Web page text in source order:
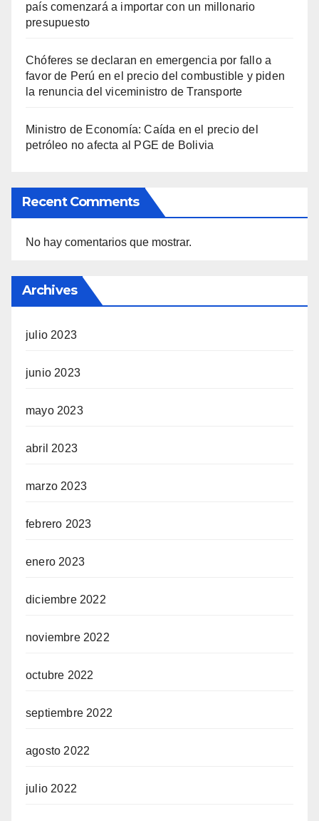
país comenzará a importar con un millonario
presupuesto
Chóferes se declaran en emergencia por fallo a
favor de Perú en el precio del combustible y piden
la renuncia del viceministro de Transporte
Ministro de Economía: Caída en el precio del
petróleo no afecta al PGE de Bolivia
Recent Comments
No hay comentarios que mostrar.
Archives
julio 2023
junio 2023
mayo 2023
abril 2023
marzo 2023
febrero 2023
enero 2023
diciembre 2022
noviembre 2022
octubre 2022
septiembre 2022
agosto 2022
julio 2022